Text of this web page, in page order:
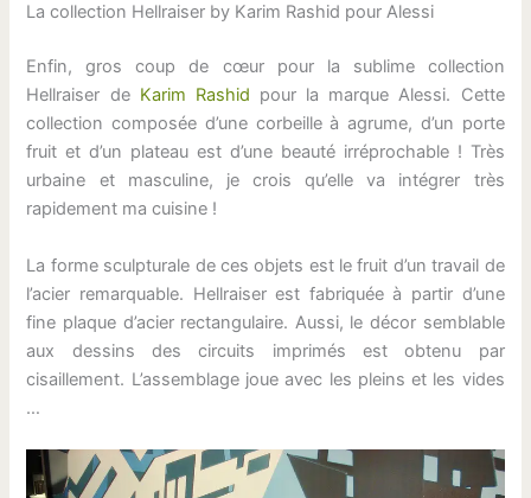
La collection Hellraiser by Karim Rashid pour Alessi
Enfin, gros coup de cœur pour la sublime collection
Hellraiser de Karim Rashid pour la marque Alessi. Cette
collection composée d’une corbeille à agrume, d’un porte
fruit et d’un plateau est d’une beauté irréprochable ! Très
urbaine et masculine, je crois qu’elle va intégrer très
rapidement ma cuisine !
La forme sculpturale de ces objets est le fruit d’un travail de
l’acier remarquable. Hellraiser est fabriquée à partir d’une
fine plaque d’acier rectangulaire. Aussi, le décor semblable
aux dessins des circuits imprimés est obtenu par
cisaillement. L’assemblage joue avec les pleins et les vides
…